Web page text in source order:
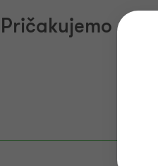
Pričakujemo